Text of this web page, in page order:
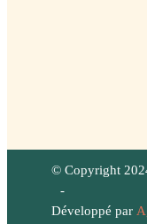
© Copyright
-
Développé par